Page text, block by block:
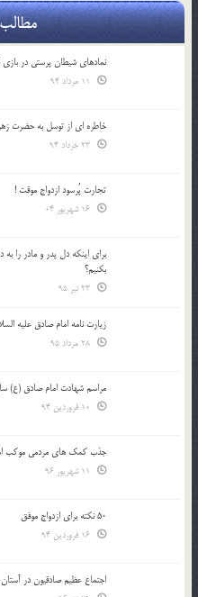
نمادهای شیطان پرستی در
خاطره ای از توسل به حضرت
تجارت پُرسود ازدواج موقت !
براي اينكه دل پدر و مادر را
بكنيم؟
زیارت نامه امام صادق علیه
مراسم شهادت امام صادق (ع) سال
جذب کمک های مردمی موکب
50 نکته برای ازدواج موفق
اجتماع عظیم صادقیون در آستان